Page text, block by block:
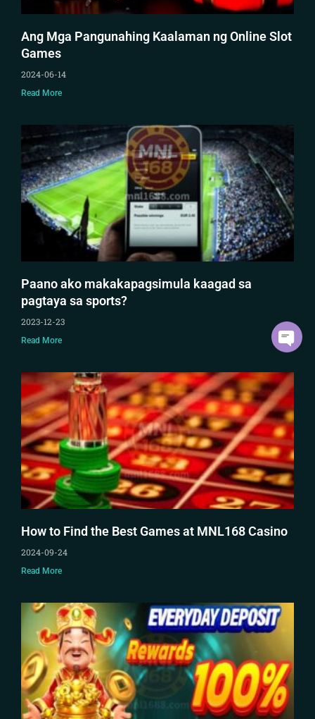
Ang Mga Pangunahing Kaalaman ng Online Slot
Games
2024-06-14
Read More
Paano ako makakapagsimula kaagad sa
pagtaya sa sports?
2023-12-23
Read More
How to Find the Best Games at MNL168 Casino
2024-09-24
Read More